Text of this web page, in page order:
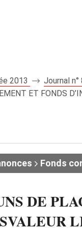
2013
Journal n°
ET FONDS
Fonds
DE